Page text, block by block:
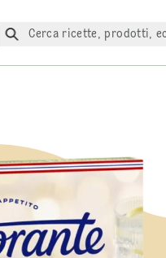
Cerca ricette, prodotti,